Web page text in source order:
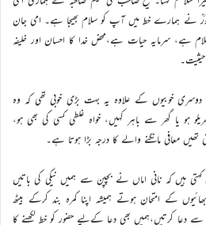
نے ہمارے خط میں آپ کو سلام بھیجا ہے۔ امی جان
ہے، سرمایہ حیات ہے،محض خدا کا احسان اور خلیفہ
دوسری خوبیوں کے علاوہ یہ بہت بڑی خوبی تھی کہ وہ
ہو یا گھر سے باہر کہیں، خواہ غلطی کسی کی بھی ہو،
تھیں معافی مانگنے والے کا درجہ بڑا ہوتا ہے۔
کہتی ہیں کہ نانی اماں نے بچپن سے ہمیں نیکی کی باتیں
کے امتحان ہوتے ہمیشہ اپنا کمرہ بند کرکے بیٹھ
دعا کرتیں،ہمیں بھی دعا کےلیے حضور کو خط لکھنے کا